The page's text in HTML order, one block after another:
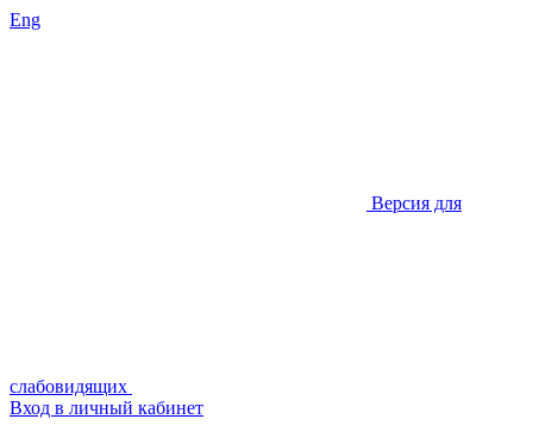
Eng
Версия для
слабовидящих
Вход в личный кабинет